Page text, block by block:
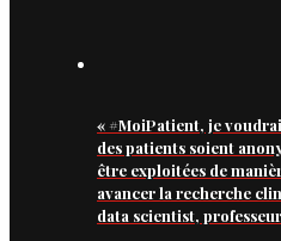
« #MoiPatient, je
des patients soient
être exploitées de
avancer la recherche
data scientist,